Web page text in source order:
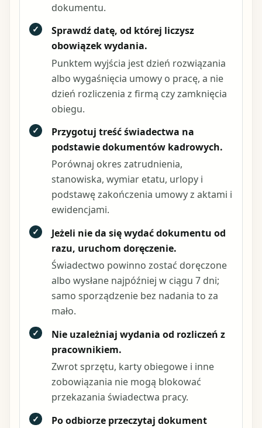
dokumentu.
✓
Sprawdź datę, od której liczysz
obowiązek wydania.
Punktem wyjścia jest dzień rozwiązania
albo wygaśnięcia umowy o pracę, a nie
dzień rozliczenia z firmą czy zamknięcia
obiegu.
✓
Przygotuj treść świadectwa na
podstawie dokumentów kadrowych.
Porównaj okres zatrudnienia,
stanowiska, wymiar etatu, urlopy i
podstawę zakończenia umowy z aktami i
ewidencjami.
✓
Jeżeli nie da się wydać dokumentu od
razu, uruchom doręczenie.
Świadectwo powinno zostać doręczone
albo wysłane najpóźniej w ciągu 7 dni;
samo sporządzenie bez nadania to za
mało.
✓
Nie uzależniaj wydania od rozliczeń z
pracownikiem.
Zwrot sprzętu, karty obiegowe i inne
zobowiązania nie mogą blokować
przekazania świadectwa pracy.
✓
Po odbiorze przeczytaj dokument